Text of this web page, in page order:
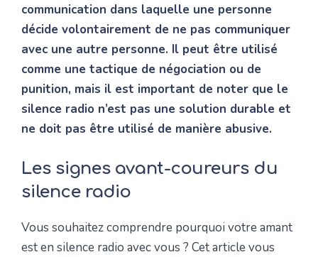
communication dans laquelle une personne
décide volontairement de ne pas communiquer
avec une autre personne. Il peut être utilisé
comme une tactique de négociation ou de
punition, mais il est important de noter que le
silence radio n’est pas une solution durable et
ne doit pas être utilisé de manière abusive.
Les signes avant-coureurs du
silence radio
Vous souhaitez comprendre pourquoi votre amant
est en silence radio avec vous ? Cet article vous